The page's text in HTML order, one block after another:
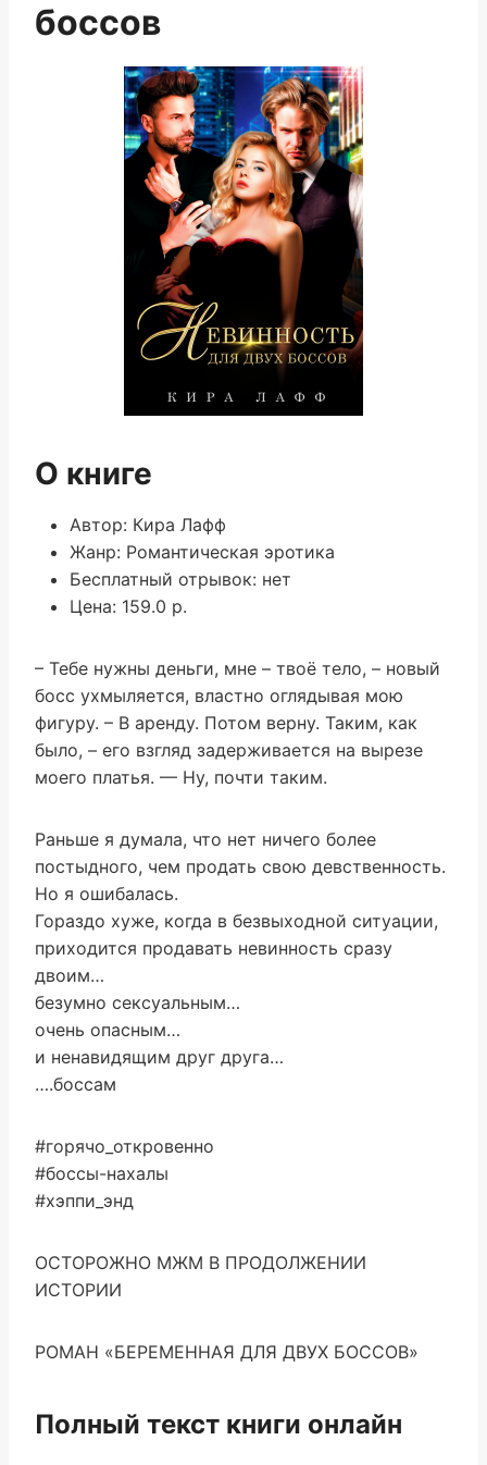
боссов
О книге
Автор: Кира Лафф
Жанр: Романтическая эротика
Бесплатный отрывок: нет
Цена: 159.0 р.
– Тебе нужны деньги, мне – твоё тело, – новый
босс ухмыляется, властно оглядывая мою
фигуру. – В аренду. Потом верну. Таким, как
было, – его взгляд задерживается на вырезе
моего платья. — Ну, почти таким.
Раньше я думала, что нет ничего более
постыдного, чем продать свою девственность.
Но я ошибалась.
Гораздо хуже, когда в безвыходной ситуации,
приходится продавать невинность сразу
двоим…
безумно сексуальным…
очень опасным…
и ненавидящим друг друга…
….боссам
#горячо_откровенно
#боссы-нахалы
#хэппи_энд
ОСТОРОЖНО МЖМ В ПРОДОЛЖЕНИИ
ИСТОРИИ
РОМАН «БЕРЕМЕННАЯ ДЛЯ ДВУХ БОССОВ»
Полный текст книги онлайн